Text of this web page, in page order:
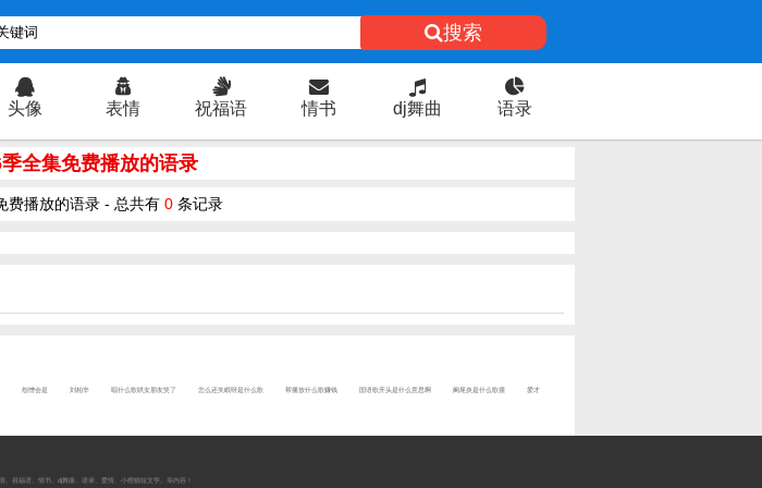
搜索
头像 表情 祝福语 情书 dj舞曲 语录
全集免费播放的语录
费播放的语录 - 总共有 0条记录
怨憎会是 刘柏辛 唱什么歌哄女朋友笑了 怎么还失眠呀是什么歌 帮播放什么歌赚钱 国语歌开头是什么意思啊 阑尾炎是什么歌撞 爱才
祝福语 情书 dj舞曲 语录 爱情 小狸猫短文学 。等内容！